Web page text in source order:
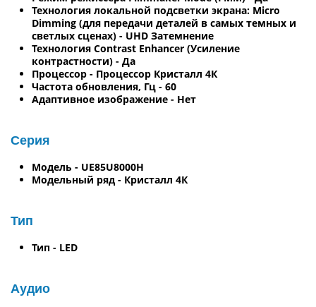
Технология локальной подсветки экрана: Micro
Dimming (для передачи деталей в самых темных и
светлых сценах) - UHD Затемнение
Технология Contrast Enhancer (Усиление
контрастности) - Да
Процессор - Процессор Кристалл 4К
Частота обновления, Гц - 60
Адаптивное изображение - Нет
Серия
Модель - UE85U8000H
Модельный ряд - Кристалл 4К
Тип
Тип - LED
Аудио